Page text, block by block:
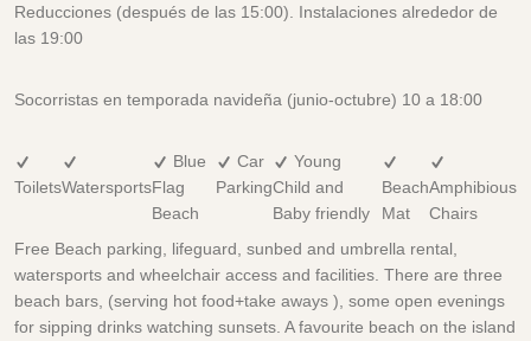
Reducciones (después de las 15:00). Instalaciones alrededor de
las 19:00
Socorristas en temporada navideña (junio-octubre) 10 a 18:00
ToiletsWatersports
Blue
Flag
Beach
Car
Parking
Young
Child and
Baby friendly
Beach
Mat
Amphibious
Chairs
Free Beach parking, lifeguard, sunbed and umbrella rental,
watersports and wheelchair access and facilities. There are three
beach bars, (serving hot food+take aways ), some open evenings
for sipping drinks watching sunsets. A favourite beach on the island